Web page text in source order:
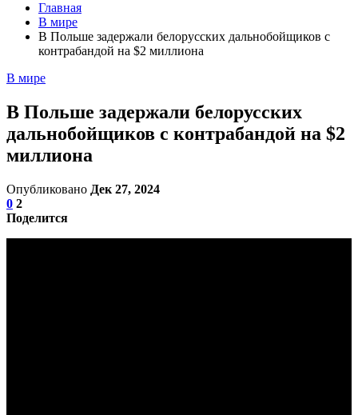
Главная
В мире
В Польше задержали белорусских дальнобойщиков с
контрабандой на $2 миллиона
В мире
В Польше задержали белорусских
дальнобойщиков с контрабандой на $2
миллиона
Опубликовано Дек 27, 2024
0 2
Поделится